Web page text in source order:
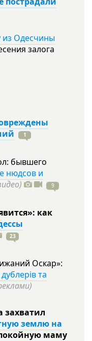
из Одесчины
залога
1
бывшего
нюдсов и
9
как
23
Оскар»:
та
захватил
землю на
маму